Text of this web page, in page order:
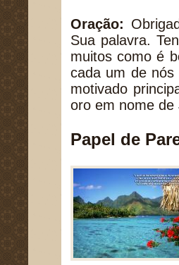
Oração:
Sua palavra.
muitos como é
cada um de
motivado
oro em nome de
Papel de